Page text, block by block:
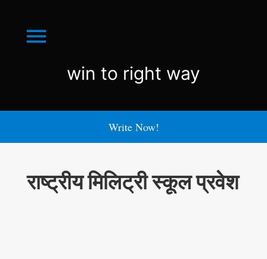
Menu
win
right
win to right way
Write Now!
राष्ट्रीय मिलिट्री स्कूल प्रवेश